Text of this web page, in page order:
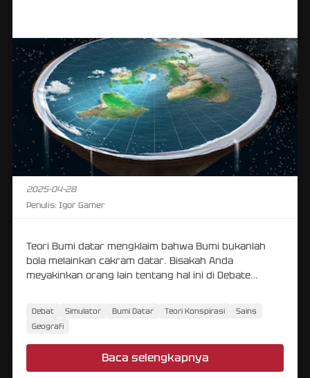
2025-04-28
Penulis: Igor Gamer
Teori Bumi datar mengklaim bahwa Bumi bukanlah
bola melainkan cakram datar. Bisakah Anda
meyakinkan orang lain tentang hal ini di Debate
Debat Simulator Bumi Datar Teori Konspirasi
Sains
Geografi
Baca selengkapnya